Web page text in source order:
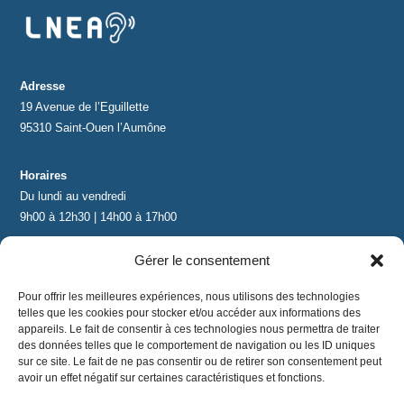
Gérer le consentement
Pour offrir les meilleures expériences, nous utilisons des technologies
telles que les cookies pour stocker et/ou accéder aux informations des
appareils. Le fait de consentir à ces technologies nous permettra de traiter
des données telles que le comportement de navigation ou les ID uniques
sur ce site. Le fait de ne pas consentir ou de retirer son consentement peut
avoir un effet négatif sur certaines caractéristiques et fonctions.
Protections standard & casques
Tubes & accessoires
À PROPOS
Qui est LNEA ?
Blog
Contact
Adresse
19 Avenue de l’Eguillette
95310 Saint-Ouen l’Aumône
Horaires
Du lundi au vendredi
9h00 à 12h30 | 14h00 à 17h00
+33 (0)1 34 67 67 17